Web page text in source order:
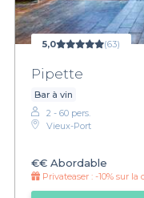
5,0 (63)
Pipette
Bar à vin
2 - 60 pers.
Vieux-Port
€€ Abordable
Privateaser : -10% sur la